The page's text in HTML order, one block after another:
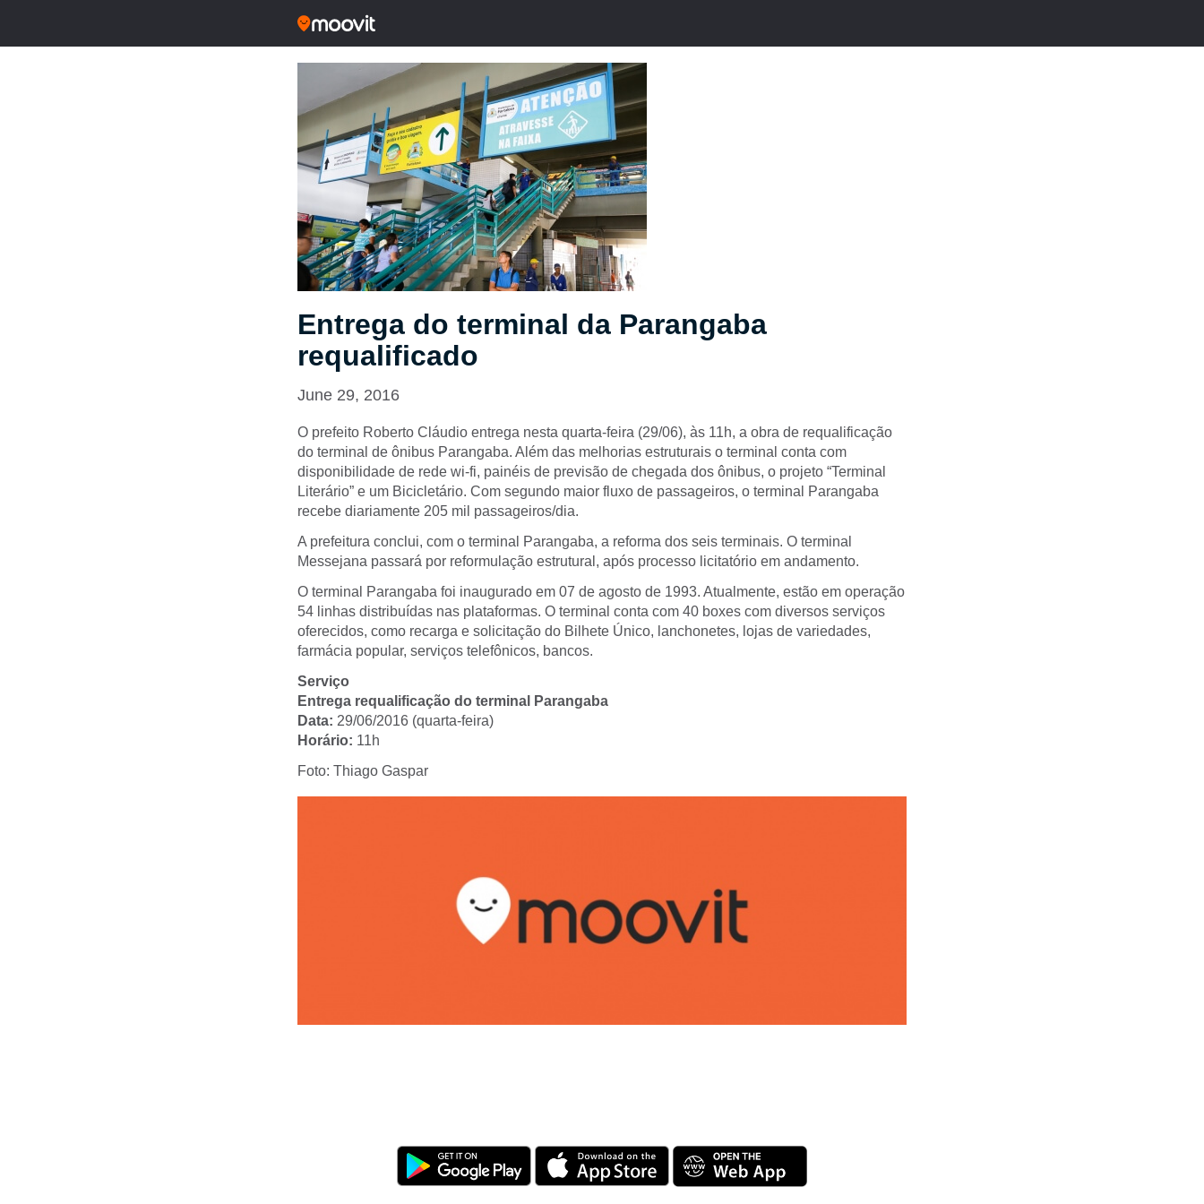
Entrega do terminal da Parangaba
requalificado
June 29, 2016
O prefeito Roberto Cláudio entrega nesta quarta-feira (29/06), às 11h, a obra de requalificação
do terminal de ônibus Parangaba. Além das melhorias estruturais o terminal conta com
disponibilidade de rede wi-fi, painéis de previsão de chegada dos ônibus, o projeto “Terminal
Literário” e um Bicicletário. Com segundo maior fluxo de passageiros, o terminal Parangaba
recebe diariamente 205 mil passageiros/dia.
A prefeitura conclui, com o terminal Parangaba, a reforma dos seis terminais. O terminal
Messejana passará por reformulação estrutural, após processo licitatório em andamento.
O terminal Parangaba foi inaugurado em 07 de agosto de 1993. Atualmente, estão em operação
54 linhas distribuídas nas plataformas. O terminal conta com 40 boxes com diversos serviços
oferecidos, como recarga e solicitação do Bilhete Único, lanchonetes, lojas de variedades,
farmácia popular, serviços telefônicos, bancos.
Serviço
Entrega requalificação do terminal Parangaba
Data: 29/06/2016 (quarta-feira)
Horário: 11h
Foto: Thiago Gaspar